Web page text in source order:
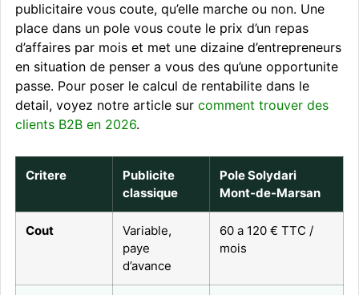
publicitaire vous coute, qu’elle marche ou non. Une
place dans un pole vous coute le prix d’un repas
d’affaires par mois et met une dizaine d’entrepreneurs
en situation de penser a vous des qu’une opportunite
passe. Pour poser le calcul de rentabilite dans le
detail, voyez notre article sur comment trouver des
clients B2B en 2026.
Critere
Publicite
classique
Pole Solydari
Mont-de-Marsan
Cout
Variable,
paye
d’avance
60 a 120 € TTC /
mois